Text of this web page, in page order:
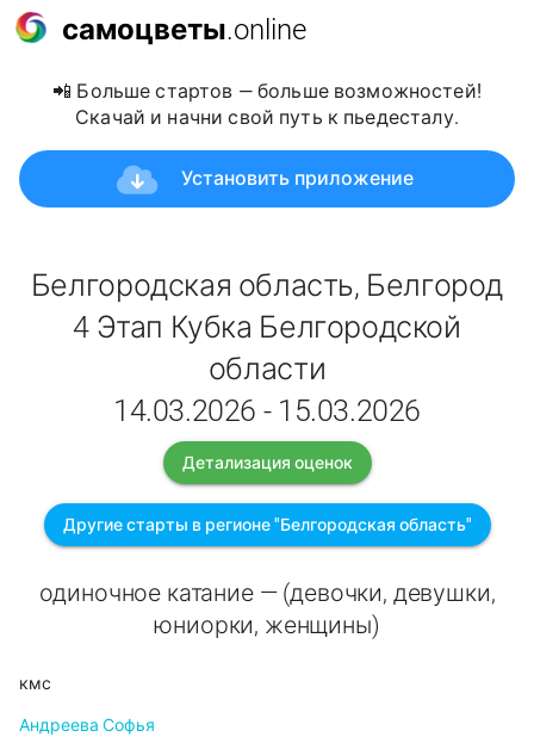
самоцветы.online
📲 Больше стартов — больше возможностей!
Скачай и начни свой путь к пьедесталу.
Установить приложение
Белгородская область, Белгород
4 Этап Кубка Белгородской
области
14.03.2026 - 15.03.2026
Детализация оценок
Другие старты в регионе "Белгородская область"
одиночное катание — (девочки, девушки,
юниорки, женщины)
кмс
Андреева Софья